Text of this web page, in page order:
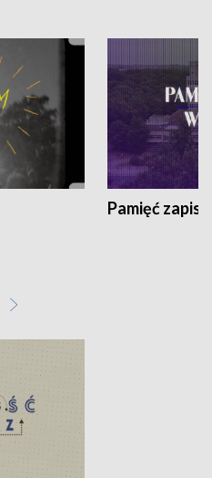
Pamięć